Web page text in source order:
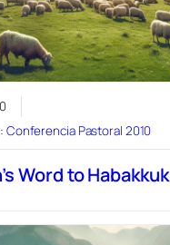
Conferencia Pastoral 2010
Word to Habakkuk